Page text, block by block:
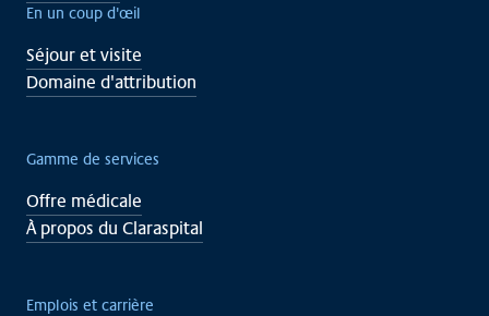
En un coup d'œil
Séjour et visite
Domaine d'attribution
Gamme de services
Offre médicale
À propos du Claraspital
Emplois et carrière